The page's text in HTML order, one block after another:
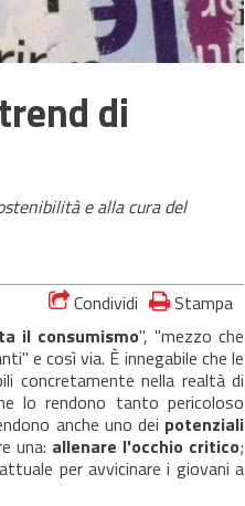
di
e alla cura del
Condividi
Stampa
il consumismo", "mezzo che
e così via. È innegabile che le
concretamente nella realtà di
lo rendono tanto pericoloso
anche uno dei potenziali
una: allenare l'occhio critico;
per avvicinare i giovani a